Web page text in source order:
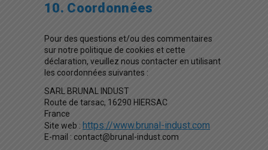
10. Coordonnées
Pour des questions et/ou des commentaires
sur notre politique de cookies et cette
déclaration, veuillez nous contacter en utilisant
les coordonnées suivantes :
SARL BRUNAL INDUST
Route de tarsac, 16290 HIERSAC
France
Site web : https://www.brunal-indust.com
E-mail : contact@brunal-indust.com